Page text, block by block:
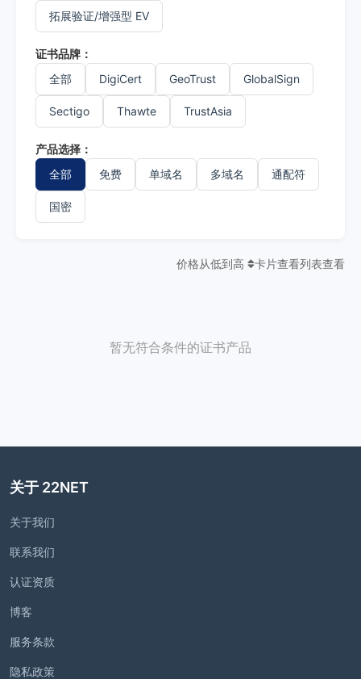
拓展验证/增强型 EV
证书品牌：
全部
DigiCert GeoTrust GlobalSign
Sectigo Thawte TrustAsia
产品选择：
全部
免费 单域名 多域名 通配符
国密
价格从低到高 卡片查看列表查看
暂无符合条件的证书产品
关于 22NET
关于我们
联系我们
认证资质
博客
服务条款
隐私政策